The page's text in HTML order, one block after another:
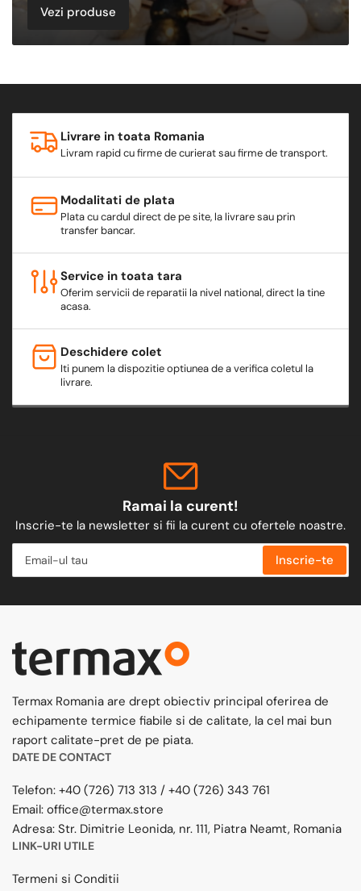
Vezi produse
Livrare in toata Romania
Livram rapid cu firme de curierat sau firme de transport.
Modalitati de plata
Plata cu cardul direct de pe site, la livrare sau prin
transfer bancar.
Service in toata tara
Oferim servicii de reparatii la nivel national, direct la tine
acasa.
Deschidere colet
Iti punem la dispozitie optiunea de a verifica coletul la
livrare.
Ramai la curent!
Inscrie-te la newsletter si fii la curent cu ofertele noastre.
Email-
tau
Inscrie-te
Termax Romania are drept obiectiv principal oferirea de
echipamente termice fiabile si de calitate, la cel mai bun
raport calitate-pret de pe piata.
DATE DE CONTACT
Telefon: +40 (726) 713 313 / +40 (726) 343 761
Email: office@termax.store
Adresa: Str. Dimitrie Leonida, nr. 111, Piatra Neamt, Romania
LINK-URI UTILE
Termeni si Conditii